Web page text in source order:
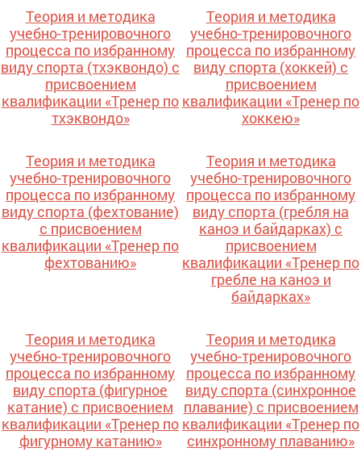
Теория и методика
учебно-тренировочного
процесса по избранному
виду спорта (тхэквондо) с
присвоением
квалификации «Тренер по
тхэквондо»
Теория и методика
учебно-тренировочного
процесса по избранному
виду спорта (хоккей) с
присвоением
квалификации «Тренер по
хоккею»
Теория и методика
учебно-тренировочного
процесса по избранному
виду спорта (фехтование)
с присвоением
квалификации «Тренер по
фехтованию»
Теория и методика
учебно-тренировочного
процесса по избранному
виду спорта (гребля на
каноэ и байдарках) с
присвоением
квалификации «Тренер по
гребле на каноэ и
байдарках»
Теория и методика
учебно-тренировочного
процесса по избранному
виду спорта (фигурное
катание) с присвоением
квалификации «Тренер по
фигурному катанию»
Теория и методика
учебно-тренировочного
процесса по избранному
виду спорта (синхронное
плавание) с присвоением
квалификации «Тренер по
синхронному плаванию»